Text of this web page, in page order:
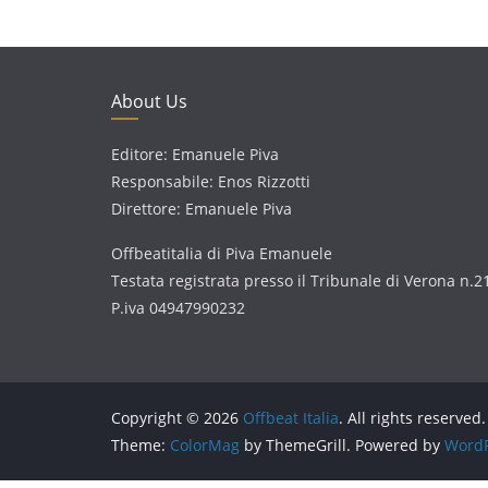
About Us
Editore: Emanuele Piva
Responsabile: Enos Rizzotti
Direttore: Emanuele Piva
Offbeatitalia di Piva Emanuele
Testata registrata presso il Tribunale di Verona
P.iva 04947990232
Copyright © 2026 Offbeat Italia. All rights reserved.
Theme: ColorMag by ThemeGrill. Powered by